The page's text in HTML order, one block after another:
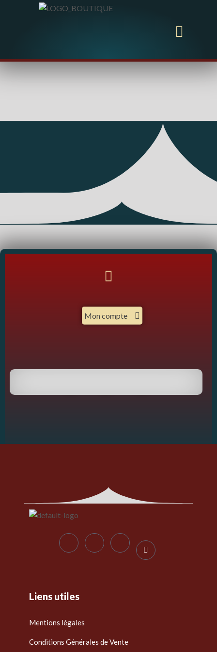
Mon compte
Liens utiles
Mentions légales
Conditions Générales de Vente